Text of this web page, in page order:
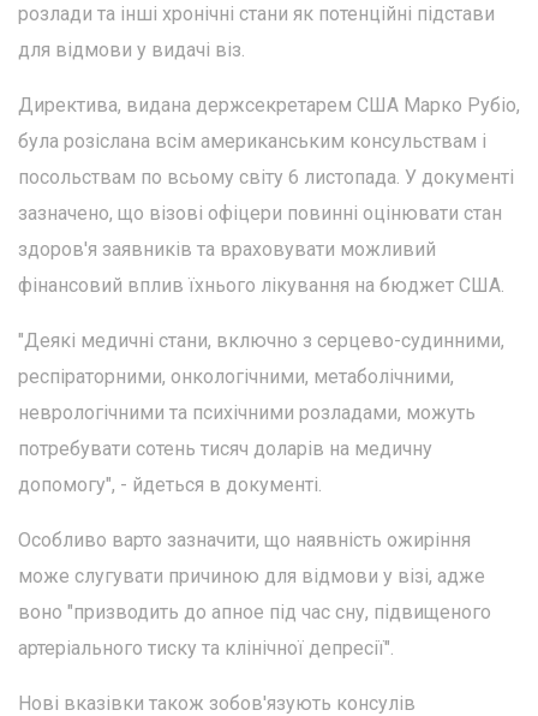
розлади та інші хронічні стани як потенційні підстави
для відмови у видачі віз.
Директива, видана держсекретарем США Марко Рубіо,
була розіслана всім американським консульствам і
посольствам по всьому світу 6 листопада. У документі
зазначено, що візові офіцери повинні оцінювати стан
здоров'я заявників та враховувати можливий
фінансовий вплив їхнього лікування на бюджет США.
"Деякі медичні стани, включно з серцево-судинними,
респіраторними, онкологічними, метаболічними,
неврологічними та психічними розладами, можуть
потребувати сотень тисяч доларів на медичну
допомогу", - йдеться в документі.
Особливо варто зазначити, що наявність ожиріння
може слугувати причиною для відмови у візі, адже
воно "призводить до апное під час сну, підвищеного
артеріального тиску та клінічної депресії".
Нові вказівки також зобов'язують консулів